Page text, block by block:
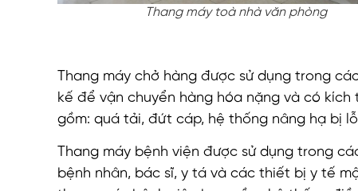
Thang máy toà nhà văn phòng
Thang máy chở hàng được sử dụng trong
kế để vận chuyển hàng hóa nặng và có
gồm: quá tải, đứt cáp, hệ thống nâng hạ bị
Thang máy bệnh viện được sử dụng trong
bệnh nhân, bác sĩ, y tá và các thiết bị y tế